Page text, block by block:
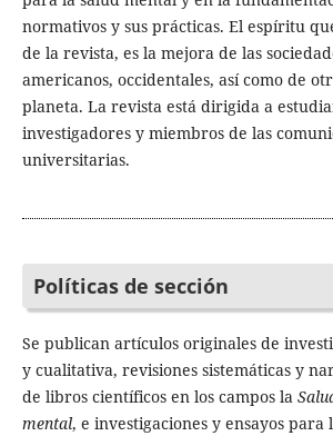
normativos y sus prácticas. El espíritu
de la revista, es la mejora de las
americanos, occidentales, así como de
planeta. La revista está dirigida a
investigadores y miembros de las
universitarias.
Políticas de sección
Se publican artículos originales de
y cualitativa, revisiones sistemáticas y
de libros científicos en los campos la
mental, e investigaciones y ensayos para